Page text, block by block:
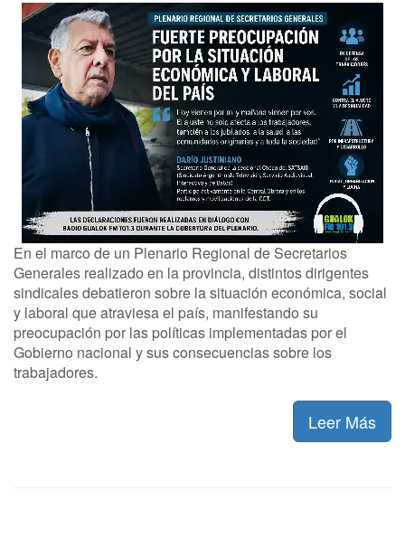
En el marco de un Plenario Regional de Secretarios
Generales realizado en la provincia, distintos dirigentes
sindicales debatieron sobre la situación económica, social
y laboral que atraviesa el país, manifestando su
preocupación por las políticas implementadas por el
Gobierno nacional y sus consecuencias sobre los
trabajadores.
Leer Más